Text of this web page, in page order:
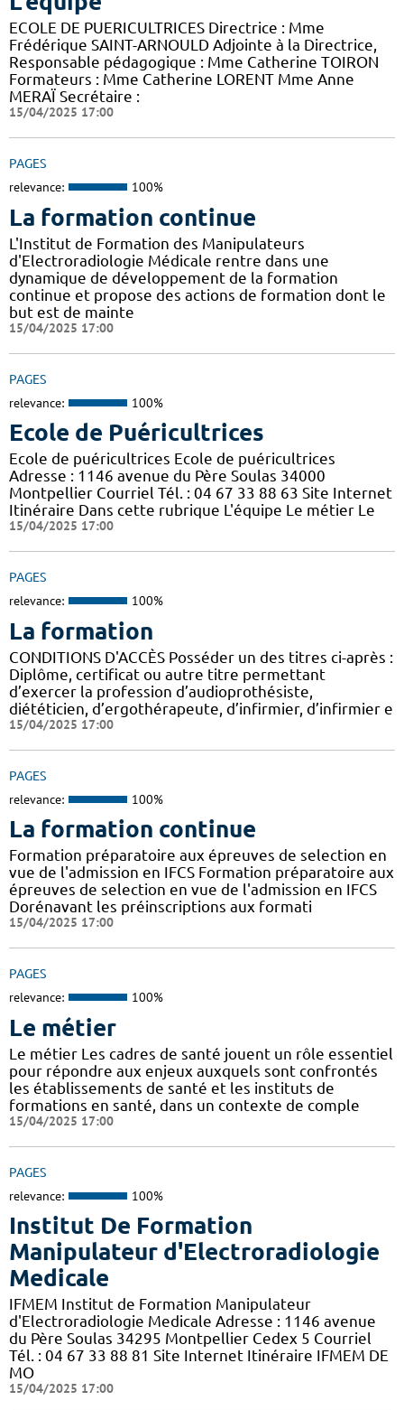
ECOLE DE PUERICULTRICES Directrice : Mme
Frédérique SAINT-ARNOULD Adjointe à la Directrice,
Responsable pédagogique : Mme Catherine TOIRON
Formateurs : Mme Catherine LORENT Mme Anne
MERAÏ Secrétaire :
15/04/2025 17:00
PAGES
relevance: 100%
La formation continue
L'Institut de Formation des Manipulateurs
d'Electroradiologie Médicale rentre dans une
dynamique de développement de la formation
continue et propose des actions de formation dont le
but est de mainte
15/04/2025 17:00
PAGES
relevance: 100%
Ecole de Puéricultrices
Ecole de puéricultrices Ecole de puéricultrices
Adresse : 1146 avenue du Père Soulas 34000
Montpellier Courriel Tél. : 04 67 33 88 63 Site Internet
Itinéraire Dans cette rubrique L'équipe Le métier Le
15/04/2025 17:00
PAGES
relevance: 100%
La formation
CONDITIONS D'ACCÈS Posséder un des titres ci-après :
Diplôme, certificat ou autre titre permettant
d’exercer la profession d’audioprothésiste,
diététicien, d’ergothérapeute, d’infirmier, d’infirmier e
15/04/2025 17:00
PAGES
relevance: 100%
La formation continue
Formation préparatoire aux épreuves de selection en
vue de l'admission en IFCS Formation préparatoire aux
épreuves de selection en vue de l'admission en IFCS
Dorénavant les préinscriptions aux formati
15/04/2025 17:00
PAGES
relevance: 100%
Le métier
Le métier Les cadres de santé jouent un rôle essentiel
pour répondre aux enjeux auxquels sont confrontés
les établissements de santé et les instituts de
formations en santé, dans un contexte de comple
15/04/2025 17:00
PAGES
relevance: 100%
Institut De Formation
Manipulateur d'Electroradiologie
Medicale
IFMEM Institut de Formation Manipulateur
d'Electroradiologie Medicale Adresse : 1146 avenue
du Père Soulas 34295 Montpellier Cedex 5 Courriel
Tél. : 04 67 33 88 81 Site Internet Itinéraire IFMEM DE
MO
15/04/2025 17:00